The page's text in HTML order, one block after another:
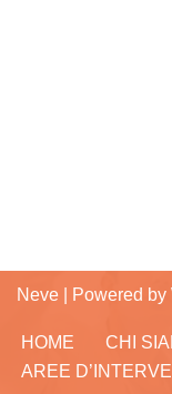
Neve | Powered by
HOME CHI
AREE